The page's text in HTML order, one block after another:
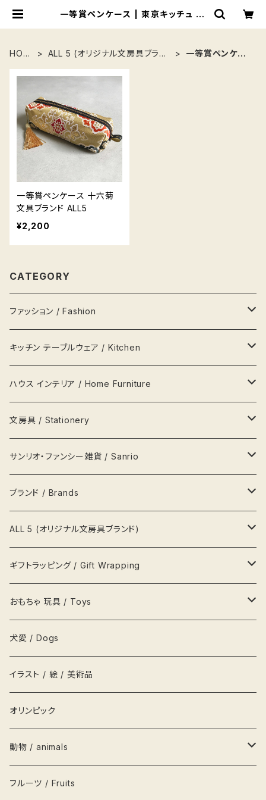
一等賞ペンケース | 東京キッチュ of
HOM
ALL 5 (オリジナル文房具ブラン
一等賞ペンケー
一等賞ペンケース 十六菊
文具ブランド ALL5
¥2,200
CATEGORY
ファッション / Fashion
バッグ Bags
財布 Wallets
アクセサリー Jewellery
ハンカチ
ポーチ
帽子
風呂敷
キーホルダー
ネクタイ
履物
衣類
キッチン テーブルウェア / Kitchen
器 Plates
瓶 Bottles
マグカップ MagCup
ビールジョッキ BeerMug
湯呑
カップ&ソーサ
鍋
お盆
枡
グラス
茶碗
栓抜き
ハウス インテリア / Home Furniture
ランプ
収納 箪笥 棚
時計
写真立て 額縁
置物
ハンガー
貯金箱
鏡
文房具 / Stationery
缶
ペンケース
メモ帳
文鎮
レターセット
リボン
シール
キャップ
栞
カード
サンリオ・ファンシー雑貨 / Sanrio
キティ Kitty
ポムポムプリン pompom prin
ポチャッコ pochaco
ソニープロダクト
ブランド / Brands
プラダ Prada
セリーヌ Celine
ロベルタ Roberta
ALL 5 (オリジナル文房具ブランド)
吉祥用品
吉祥ノート A5
吉祥メモ帳 A5スリム
一等賞ペンケース
ギフトラッピング / Gift Wrapping
OFURUオリジナル包装紙
化粧箱
おもちゃ 玩具 / Toys
パズル
お人形 DOLLS
積み木
かるた
輪投げ
犬愛 / Dogs
イラスト / 絵 / 美術品
オリンピック
動物 / animals
ペンギン
フルーツ / Fruits